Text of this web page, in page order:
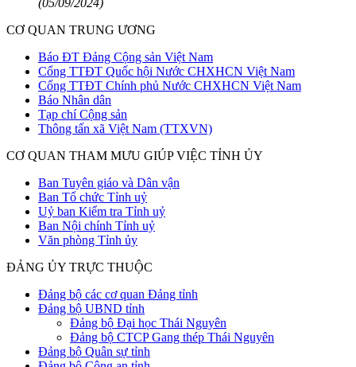
(05/09/2024)
CƠ QUAN TRUNG ƯƠNG
Báo ĐT Đảng Cộng sản Việt Nam
Cổng TTĐT Quốc hội Nước CHXHCN Việt Nam
Cổng TTĐT Chính phủ Nước CHXHCN Việt Nam
Báo Nhân dân
Tạp chí Cộng sản
Thông tấn xã Việt Nam (TTXVN)
CƠ QUAN THAM MƯU GIÚP VIỆC TỈNH ỦY
Ban Tuyên giáo và Dân vận
Ban Tổ chức Tỉnh uỷ
Uỷ ban Kiểm tra Tỉnh uỷ
Ban Nội chính Tỉnh uỷ
Văn phòng Tỉnh ủy
ĐẢNG ỦY TRỰC THUỘC
Đảng bộ các cơ quan Đảng tỉnh
Đảng bộ UBND tỉnh
Đảng bộ Đại học Thái Nguyên
Đảng bộ CTCP Gang thép Thái Nguyên
Đảng bộ Quân sự tỉnh